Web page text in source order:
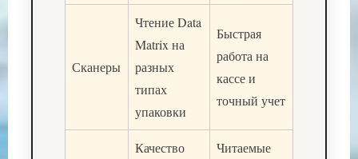
Сканеры
Чтение Data
Matrix на
разных
типах
упаковки
Быстрая
работа на
кассе и
точный учет
Качество Читаемые